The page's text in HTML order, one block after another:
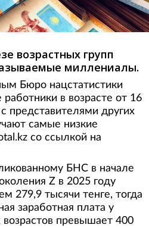
возрастных групп
миллениалы.
Бюро нацстатистики
в возрасте от 16
представителями других
самые низкие
со ссылкой на
БНС в начале
Z в 2025 году
279,9 тысячи тенге, тогда
заработная плата у
возрастов превышает 400